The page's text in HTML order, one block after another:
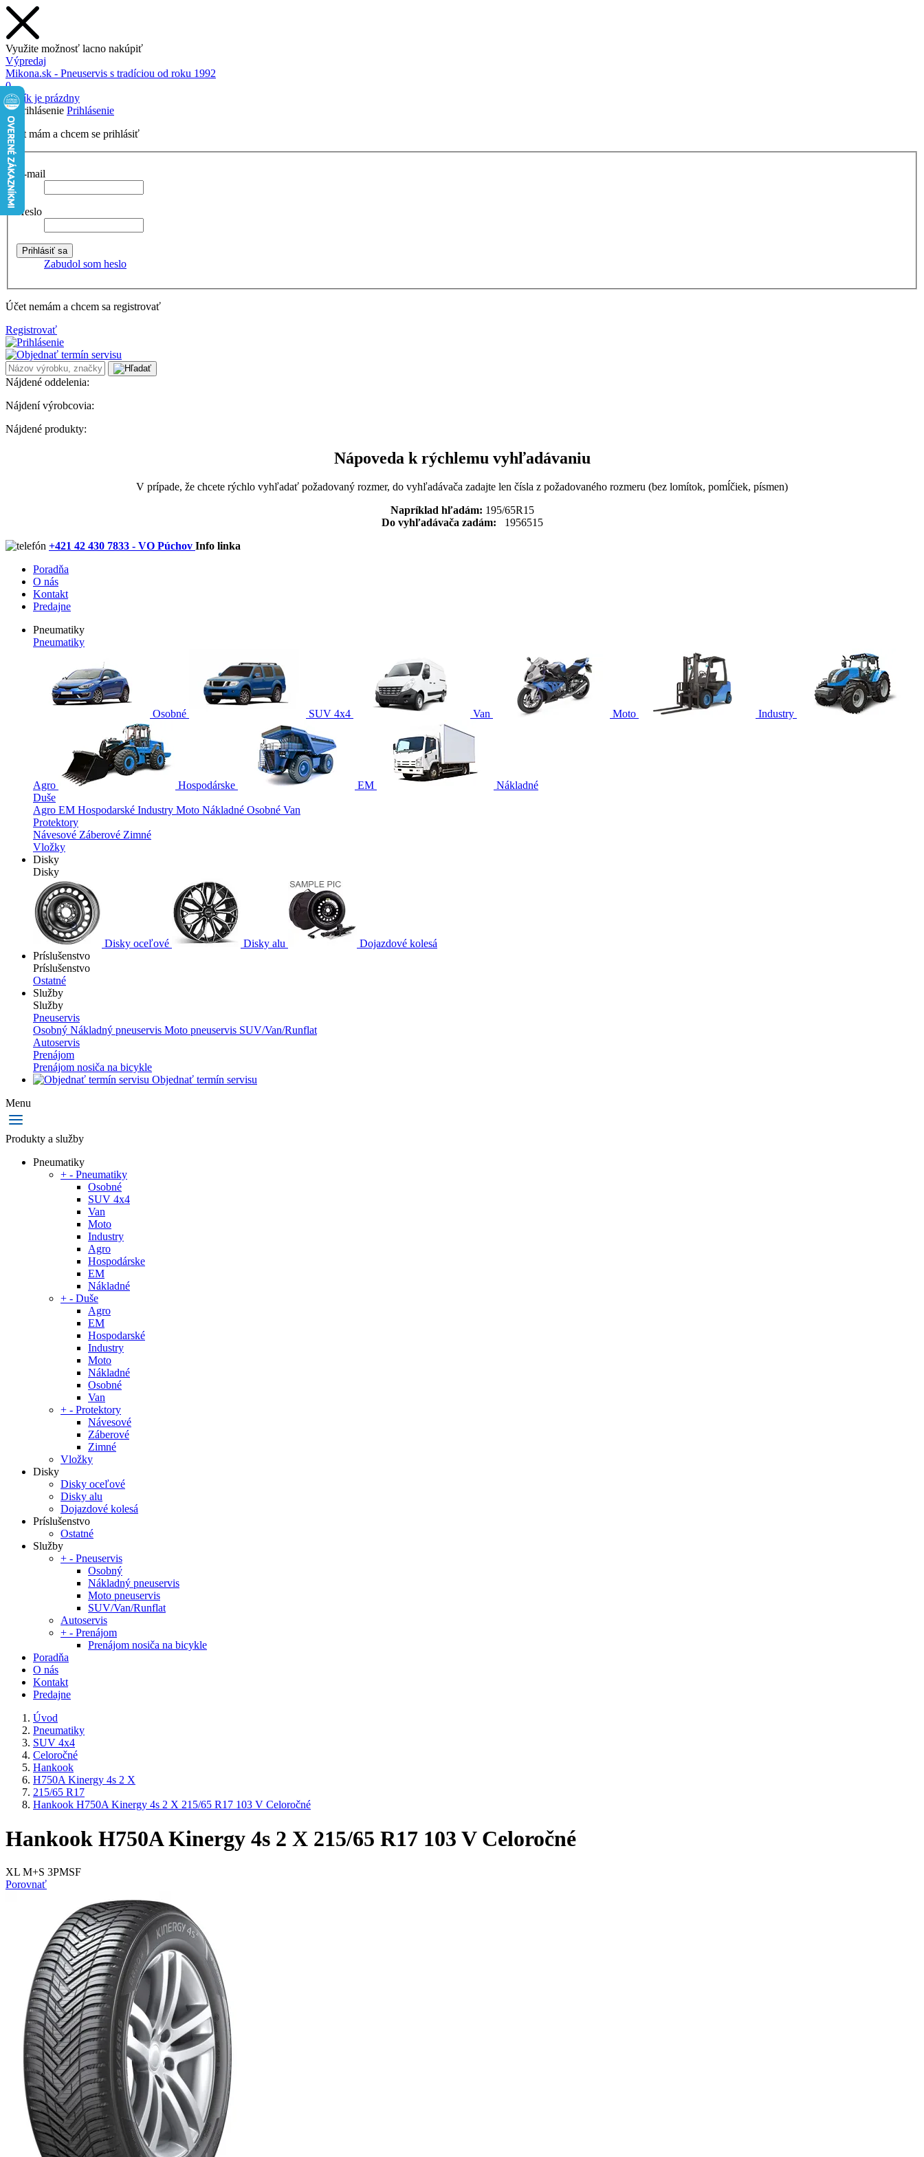
Využite možnosť lacno nakúpiť
Výpredaj
Mikona.sk - Pneuservis s tradíciou od roku 1992
0
Košík je prázdny
Prihlásenie
Účet mám a chcem se prihlásiť
E-mail
Heslo
Zabudol som heslo
Účet nemám a chcem sa registrovať
Registrovať
Nájdené oddelenia:
Nájdení výrobcovia:
Nájdené produkty:
Nápoveda k rýchlemu vyhľadávaniu
V prípade, že chcete rýchlo vyhľadať požadovaný rozmer, do vyhľadávača zadajte len čísla z požadovaného rozmeru (bez lomítok, pomĺčiek, písmen)
Napríklad hľadám: 195/65R15
Do vyhľadávača zadám: 1956515
+421 42 430 7833 - VO Púchov Info linka
Poradňa
O nás
Kontakt
Predajne
Pneumatiky
Pneumatiky
Osobné SUV 4x4 Van Moto Industry
Agro Hospodárske EM
Nákladné
Duše
Agro EM Hospodarské Industry Moto Nákladné Osobné Van
Protektory
Návesové Záberové Zimné
Vložky
Disky
Disky
Disky oceľové Disky alu
Dojazdové kolesá
Príslušenstvo
Príslušenstvo
Ostatné
Služby
Služby
Pneuservis
Osobný Nákladný pneuservis Moto pneuservis SUV/Van/Runflat
Autoservis
Prenájom
Prenájom nosiča na bicykle
Objednať termín servisu
Menu
Produkty a služby
Pneumatiky
+ - Pneumatiky
Osobné
SUV 4x4
Van
Moto
Industry
Agro
Hospodárske
EM
Nákladné
+ - Duše
Agro
EM
Hospodarské
Industry
Moto
Nákladné
Osobné
Van
+ - Protektory
Návesové
Záberové
Zimné
Vložky
Disky
Disky oceľové
Disky alu
Dojazdové kolesá
Príslušenstvo
Ostatné
Služby
+ - Pneuservis
Osobný
Nákladný pneuservis
Moto pneuservis
SUV/Van/Runflat
Autoservis
+ - Prenájom
Prenájom nosiča na bicykle
Poradňa
O nás
Kontakt
Predajne
Úvod
Pneumatiky
SUV 4x4
Celoročné
Hankook
H750A Kinergy 4s 2 X
215/65 R17
Hankook H750A Kinergy 4s 2 X 215/65 R17 103 V Celoročné
Hankook H750A Kinergy 4s 2 X 215/65 R17 103 V Celoročné
XL M+S 3PMSF
Porovnať